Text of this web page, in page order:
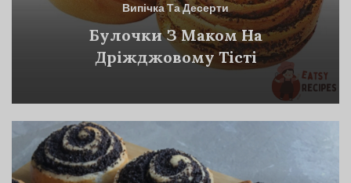
Випічка Та Десерти
Булочки З Маком На
Дріжджовому Тісті